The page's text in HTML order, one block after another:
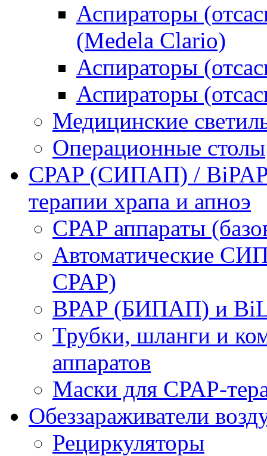
Аспираторы
(Medela Clario)
Аспираторы
Аспираторы
Медицинские
Операционные столы
CPAP (СИПАП) /
терапии храпа и апноэ
CPAP аппараты
Автоматические
CPAP)
BPAP (БИПАП) и
Трубки, шланги и
аппаратов
Маски для CPAP-
Обеззараживатели
Рециркуляторы